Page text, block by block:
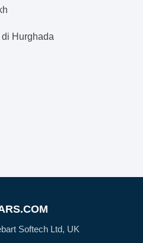
Hurghada
Softech Ltd, UK